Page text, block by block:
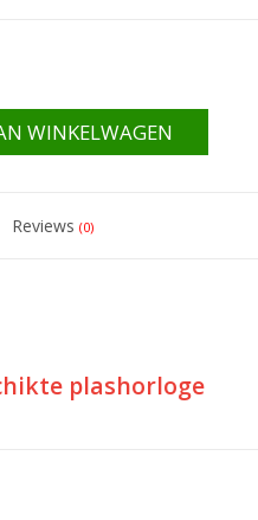
WINKELWAGEN
Reviews (0)
plashorloge